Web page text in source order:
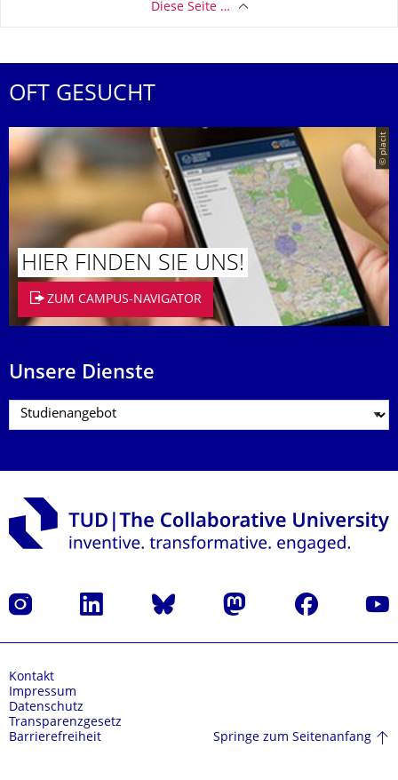
Diese Seite …
OFT GESUCHT
© placit
HIER FINDEN SIE UNS!
ZUM CAMPUS-NAVIGATOR
Unsere Dienste
Instagram LinkedIn Bluesky Mastodon Facebook
Kontakt
Impressum
Datenschutz
Transparenzgesetz
Barrierefreiheit
Springe zum Seitenanfang